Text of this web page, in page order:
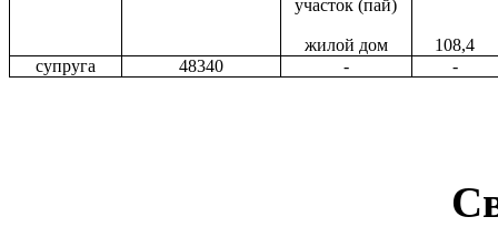
участок (пай)
жилой дом
108,4
супруга
48340 - -